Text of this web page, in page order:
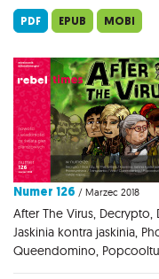
PDF EPUB MOBI
Numer 126 / Marzec 2018
After The Virus, Decrypto,
Jaskinia kontra jaskinia,
Queendomino,